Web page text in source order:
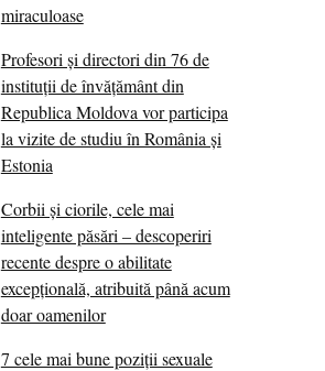
miraculoase
Profesori și directori din 76 de
instituții de învățământ din
Republica Moldova vor participa
la vizite de studiu în România și
Estonia
Corbii şi ciorile, cele mai
inteligente păsări – descoperiri
recente despre o abilitate
excepţională, atribuită până acum
doar oamenilor
7 cele mai bune poziții sexuale